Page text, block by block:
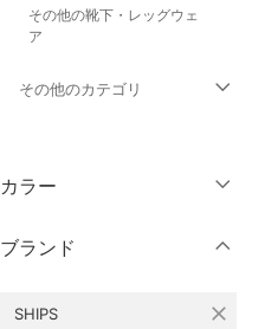
その他の靴下・レッグウェ
ア
その他のカテゴリ
パンツ
ワンピース・ドレス
カラー
ブランド
SHIPS close